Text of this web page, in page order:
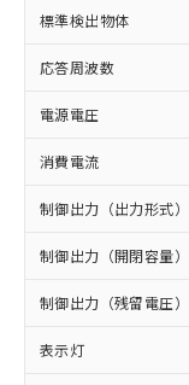
標準検出物体
応答周波数
電源電圧
消費電流
制御出力（出力形式）
制御出力（開閉容量）
制御出力（残留電圧）
表示灯